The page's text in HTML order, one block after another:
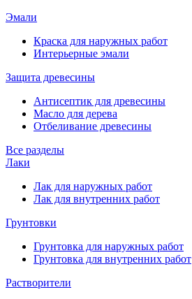
Эмали
Краска для наружных работ
Интерьерные эмали
Защита древесины
Антисептик для древесины
Масло для дерева
Отбеливание древесины
Все разделы
Лаки
Лак для наружных работ
Лак для внутренних работ
Грунтовки
Грунтовка для наружных работ
Грунтовка для внутренних работ
Растворители